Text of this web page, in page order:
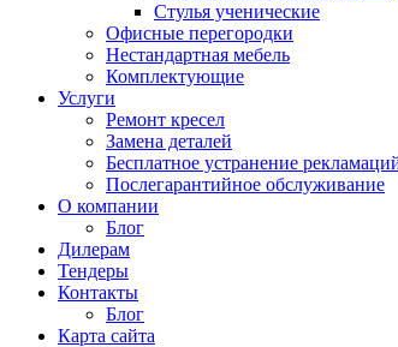
Стулья ученические
Офисные перегородки
Нестандартная мебель
Комплектующие
Услуги
Ремонт кресел
Замена деталей
Бесплатное устранение
Послегарантийное обслуживание
О компании
Блог
Дилерам
Тендеры
Контакты
Блог
Карта сайта